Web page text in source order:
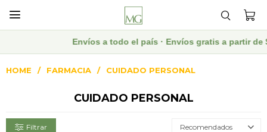

Envíos a todo el país · Envíos gratis a partir de
HOME FARMACIA CUIDADO PERSONAL
CUIDADO PERSONAL
Recomendados